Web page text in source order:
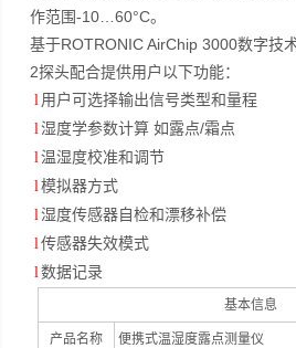
作范围-10…60°C。
基于ROTRONIC AirChip 3000数字技术
2探头配合提供用户以下功能：
l 用户可选择输出信号类型和量程
l湿度学参数计算 如露点/霜点
l温湿度校准和调节
l模拟器方式
l湿度传感器自检和漂移补偿
l传感器失效模式
l数据记录
基本信息
产品名称 便携式温湿度露点测量仪